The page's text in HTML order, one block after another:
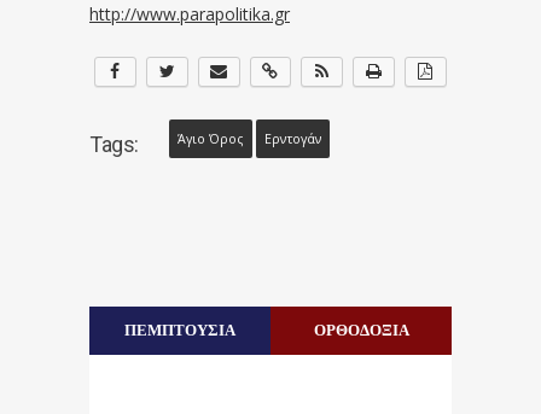
http://www.parapolitika.gr
Tags: Άγιο Όρος Ερντογάν
ΠΕΜΠΤΟΥΣΙΑ ΟΡΘΟΔΟΞΙΑ